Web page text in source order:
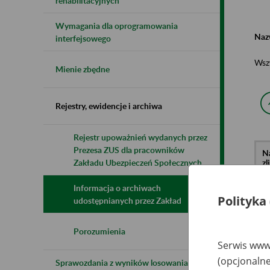
Wymagania dla oprogramowania
interfejsowego
Mienie zbędne
Rejestry, ewidencje i archiwa
Rejestr upoważnień wydanych przez
Prezesa ZUS dla pracowników
Zakładu Ubezpieczeń Społecznych
Informacja o archiwach
udostępnianych przez Zakład
Porozumienia
Sprawozdania z wyników losowania do
Polityka
Serwis